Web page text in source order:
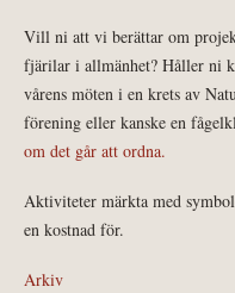
Vill ni att vi berättar om
fjärilar i allmänhet? Håller ni
vårens möten i en krets av
förening eller kanske en
om det går att ordna.
Aktiviteter märkta med
en kostnad för.
Arkiv